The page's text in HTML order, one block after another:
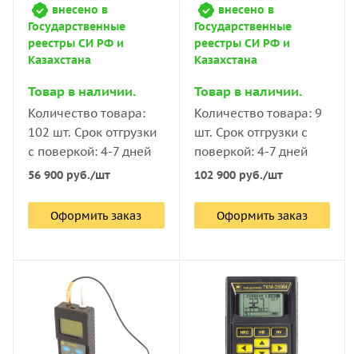
внесено в
Государственные
реестры СИ РФ и
Казахстана
Товар в наличии.
Количество товара:
102 шт. Срок отгрузки
с поверкой: 4-7 дней
56 900 руб./шт
Оформить заказ
внесено в
Государственные
реестры СИ РФ и
Казахстана
Товар в наличии.
Количество товара: 9
шт. Срок отгрузки с
поверкой: 4-7 дней
102 900руб./шт
Оформить заказ